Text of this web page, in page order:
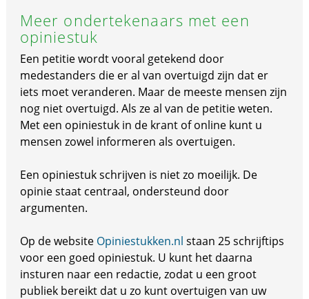
Meer ondertekenaars met een
opiniestuk
Een petitie wordt vooral getekend door
medestanders die er al van overtuigd zijn dat er
iets moet veranderen. Maar de meeste mensen zijn
nog niet overtuigd. Als ze al van de petitie weten.
Met een opiniestuk in de krant of online kunt u
mensen zowel informeren als overtuigen.
Een opiniestuk schrijven is niet zo moeilijk. De
opinie staat centraal, ondersteund door
argumenten.
Op de website Opiniestukken.nl staan 25 schrijftips
voor een goed opiniestuk. U kunt het daarna
insturen naar een redactie, zodat u een groot
publiek bereikt dat u zo kunt overtuigen van uw